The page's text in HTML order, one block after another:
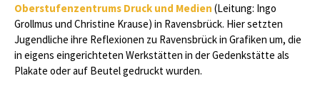
Oberstufenzentrums Druck und Medien (Leitung: Ingo
Grollmus und Christine Krause) in Ravensbrück. Hier setzten
Jugendliche ihre Reflexionen zu Ravensbrück in Grafiken um, die
in eigens eingerichteten Werkstätten in der Gedenkstätte als
Plakate oder auf Beutel gedruckt wurden.